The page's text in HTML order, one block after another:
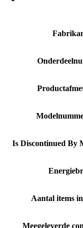
Is Discontinued By
Aantal items
Meegeleverde